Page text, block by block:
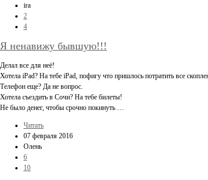
ira
2
4
Я ненавижу бывшую!!!
Делал все для неё!
Хотела iPad? На тебе iPad, пофигу что пришлось потратить все
Телефон еще? Да не вопрос.
Хотела съездить в Сочи? На тебе билеты!
Не было денег, чтобы срочно покинуть …
Читать
07 февраля 2016
Олень
6
10